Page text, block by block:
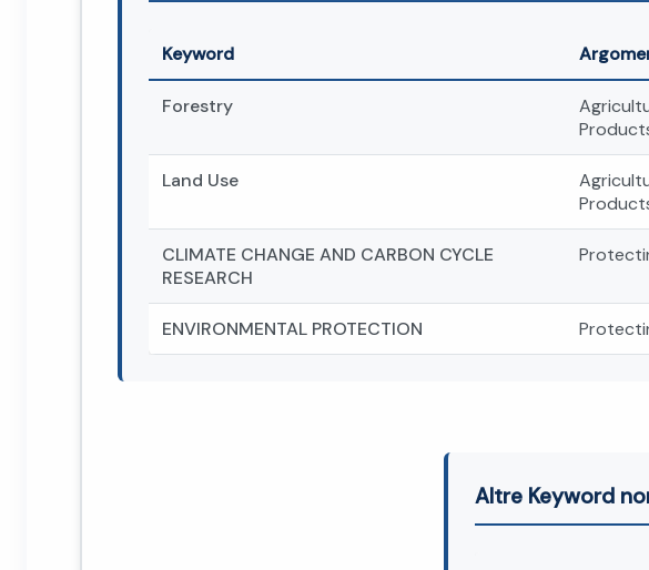
Keyword
Forestry
Land Use
CLIMATE CHANGE AND CARBON CYCLE
RESEARCH
ENVIRONMENTAL PROTECTION
Altre Keyword